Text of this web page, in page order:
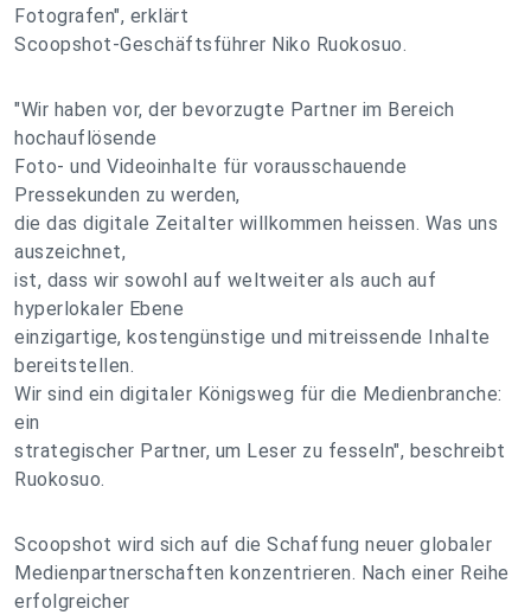
Fotografen", erklärt
Scoopshot-Geschäftsführer Niko Ruokosuo.
"Wir haben vor, der bevorzugte Partner im Bereich
hochauflösende
Foto- und Videoinhalte für vorausschauende
Pressekunden zu werden,
die das digitale Zeitalter willkommen heissen. Was uns
auszeichnet,
ist, dass wir sowohl auf weltweiter als auch auf
hyperlokaler Ebene
einzigartige, kostengünstige und mitreissende Inhalte
bereitstellen.
Wir sind ein digitaler Königsweg für die Medienbranche:
ein
strategischer Partner, um Leser zu fesseln", beschreibt
Ruokosuo.
Scoopshot wird sich auf die Schaffung neuer globaler
Medienpartnerschaften konzentrieren. Nach einer Reihe
erfolgreicher